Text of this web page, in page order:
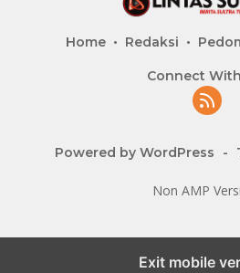
Home Redaksi
Connect
Powered by WordPress -
Non AMP
Exit mobile